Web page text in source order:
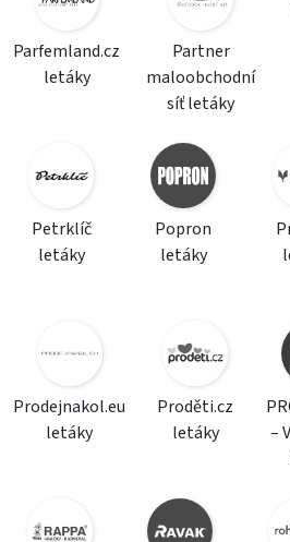
Parfemland.cz
letáky
Partner
maloobchodní
síť letáky
Petrklíč
letáky
Popron
letáky
Prodejnakol.eu
letáky
Proděti.cz
letáky
–